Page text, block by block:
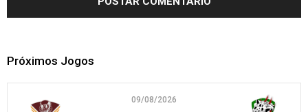
Próximos Jogos
09/08/2026